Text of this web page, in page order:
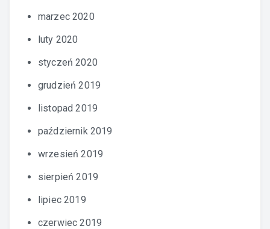
marzec 2020
luty 2020
styczeń 2020
grudzień 2019
listopad 2019
październik 2019
wrzesień 2019
sierpień 2019
lipiec 2019
czerwiec 2019